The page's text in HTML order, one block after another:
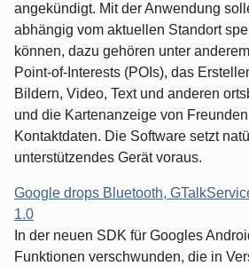
angekündigt. Mit der Anwendung
abhängig vom aktuellen Standort
können, dazu gehören unter
Point-of-Interests (POIs), das
Bildern, Video, Text und anderen
und die Kartenanzeige von
Kontaktdaten. Die Software setzt
unterstützendes Gerät voraus.
Google drops Bluetooth,
1.0
In der neuen SDK für Googles
Funktionen verschwunden, die in